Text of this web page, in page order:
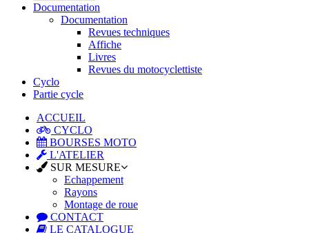
Documentation
Documentation
Revues techniques
Affiche
Livres
Revues du motocyclettiste
Cyclo
Partie cycle
ACCUEIL
CYCLO
BOURSES MOTO
L'ATELIER
SUR MESURE
Echappement
Rayons
Montage de roue
CONTACT
LE CATALOGUE